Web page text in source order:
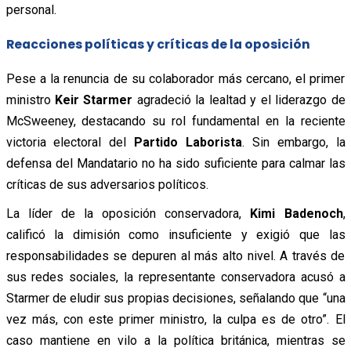
personal.
Reacciones políticas y críticas de la oposición
Pese a la renuncia de su colaborador más cercano, el primer
ministro Keir Starmer agradeció la lealtad y el liderazgo de
McSweeney, destacando su rol fundamental en la reciente
victoria electoral del Partido Laborista. Sin embargo, la
defensa del Mandatario no ha sido suficiente para calmar las
críticas de sus adversarios políticos.
La líder de la oposición conservadora, Kimi Badenoch,
calificó la dimisión como insuficiente y exigió que las
responsabilidades se depuren al más alto nivel. A través de
sus redes sociales, la representante conservadora acusó a
Starmer de eludir sus propias decisiones, señalando que “una
vez más, con este primer ministro, la culpa es de otro”. El
caso mantiene en vilo a la política británica, mientras se